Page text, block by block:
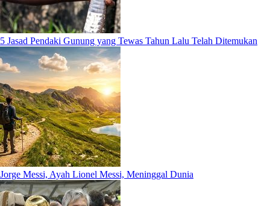
5 Jasad Pendaki Gunung yang Tewas Tahun Lalu Telah Ditemukan
Jorge Messi, Ayah Lionel Messi, Meninggal Dunia